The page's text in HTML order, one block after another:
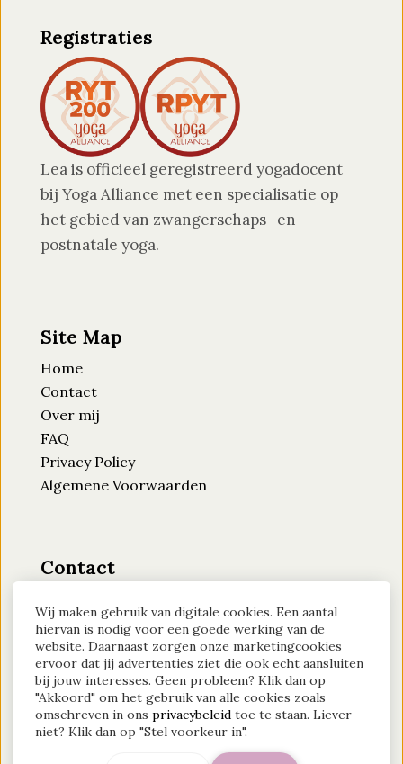
Registraties
Lea is officieel geregistreerd yogadocent
bij Yoga Alliance met een specialisatie op
het gebied van zwangerschaps- en
postnatale yoga.
Site Map
Home
Contact
Over mij
FAQ
Privacy Policy
Algemene Voorwaarden
Contact
KVK-nummer: 94884870
Btw-id: NL004689016B40
Contact?Klik hier
Wij maken gebruik van digitale cookies. Een aantal
hiervan is nodig voor een goede werking van de
website. Daarnaast zorgen onze marketingcookies
ervoor dat jij advertenties ziet die ook echt aansluiten
bij jouw interesses. Geen probleem? Klik dan op
"Akkoord" om het gebruik van alle cookies zoals
omschreven in ons privacybeleidtoe te staan. Liever
niet? Klik dan op "Stel voorkeur in".